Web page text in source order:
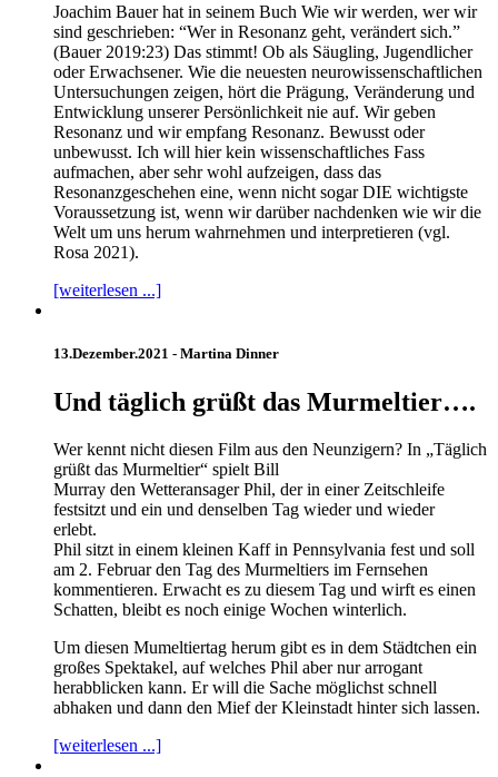
Joachim Bauer hat in seinem Buch Wie wir werden, wer wir
sind geschrieben: “Wer in Resonanz geht, verändert sich.”
(Bauer 2019:23) Das stimmt! Ob als Säugling, Jugendlicher
oder Erwachsener. Wie die neuesten neurowissenschaftlichen
Untersuchungen zeigen, hört die Prägung, Veränderung und
Entwicklung unserer Persönlichkeit nie auf. Wir geben
Resonanz und wir empfang Resonanz. Bewusst oder
unbewusst. Ich will hier kein wissenschaftliches Fass
aufmachen, aber sehr wohl aufzeigen, dass das
Resonanzgeschehen eine, wenn nicht sogar DIE wichtigste
Voraussetzung ist, wenn wir darüber nachdenken wie wir die
Welt um uns herum wahrnehmen und interpretieren (vgl.
Rosa 2021).
[weiterlesen ...]
13.Dezember.2021 - Martina Dinner
Und täglich grüßt das Murmeltier….
Wer kennt nicht diesen Film aus den Neunzigern? In „Täglich
grüßt das Murmeltier“ spielt Bill
Murray den Wetteransager Phil, der in einer Zeitschleife
festsitzt und ein und denselben Tag wieder und wieder
erlebt.
Phil sitzt in einem kleinen Kaff in Pennsylvania fest und soll
am 2. Februar den Tag des Murmeltiers im Fernsehen
kommentieren. Erwacht es zu diesem Tag und wirft es einen
Schatten, bleibt es noch einige Wochen winterlich.
Um diesen Mumeltiertag herum gibt es in dem Städtchen ein
großes Spektakel, auf welches Phil aber nur arrogant
herabblicken kann. Er will die Sache möglichst schnell
abhaken und dann den Mief der Kleinstadt hinter sich lassen.
[weiterlesen ...]